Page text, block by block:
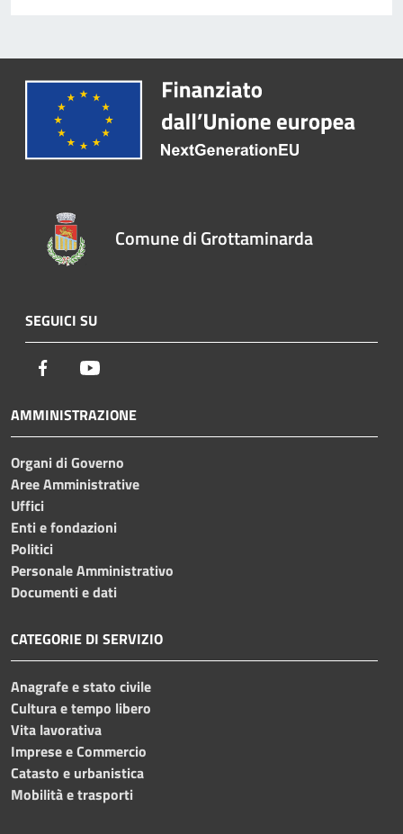
Comune di Grottaminarda
SEGUICI SU
Facebook
AMMINISTRAZIONE
Organi di Governo
Aree Amministrative
Uffici
Enti e fondazioni
Politici
Personale Amministrativo
Documenti e dati
CATEGORIE DI SERVIZIO
Anagrafe e stato civile
Cultura e tempo libero
Vita lavorativa
Imprese e Commercio
Catasto e urbanistica
Mobilità e trasporti